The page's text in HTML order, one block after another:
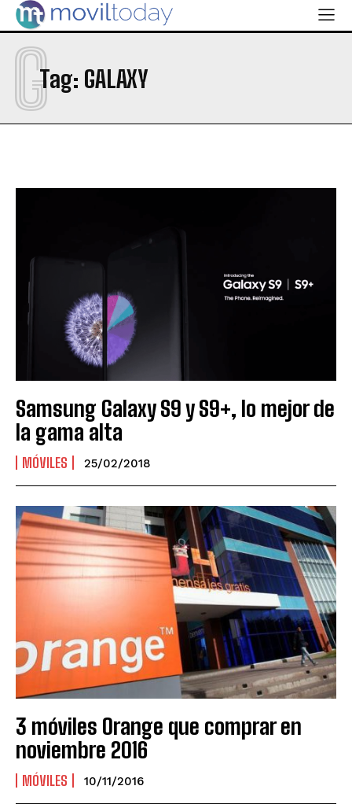
Tag: GALAXY
G
Samsung Galaxy S9 y S9+, lo mejor de
la gama alta
MÓVILES 25/02/2018
3 móviles Orange que comprar en
noviembre 2016
MÓVILES 10/11/2016